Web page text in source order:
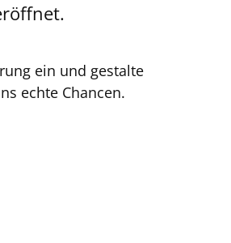
ein und gestalte
echte Chancen.